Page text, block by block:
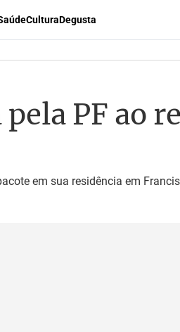
CulturaDegusta
PF ao
em sua residência em